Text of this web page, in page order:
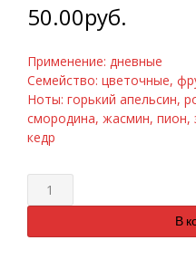
50.00руб.
Применение: дневные
Семейство: цветочные,
Ноты: горький апельсин,
смородина, жасмин, пион,
кедр
Количество
В